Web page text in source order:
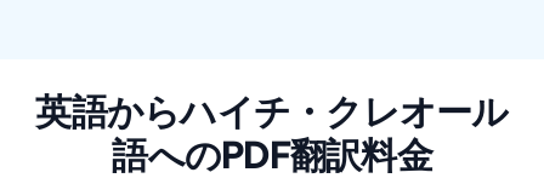
英語からハイチ・クレオール
語へのPDF翻訳料金